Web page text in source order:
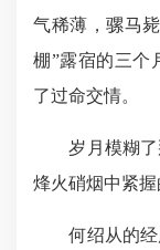
气稀薄，骡马
棚”露宿的三个
了过命交情。
岁月模糊了
烽火硝烟中紧握
何绍从的经